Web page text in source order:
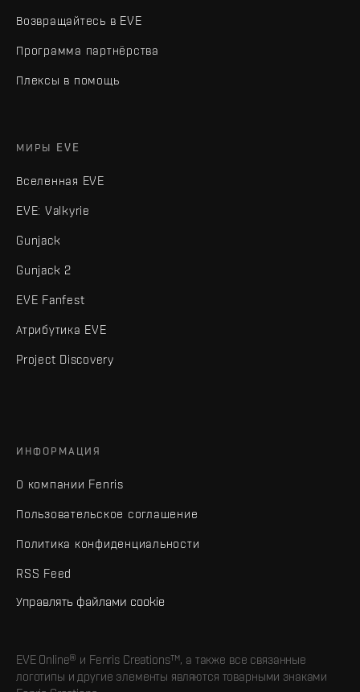
Возвращайтесь в EVE
Программа партнёрства
Плексы в помощь
МИРЫ EVE
Вселенная EVE
EVE: Valkyrie
Gunjack
Gunjack 2
EVE Fanfest
Атрибутика EVE
Project Discovery
ИНФОРМАЦИЯ
О компании Fenris
Пользовательское соглашение
Политика конфиденциальности
RSS Feed
Управлять файлами cookie
EVE Online® и Fenris Creations™, а также все связанные
логотипы и другие элементы являются товарными знаками